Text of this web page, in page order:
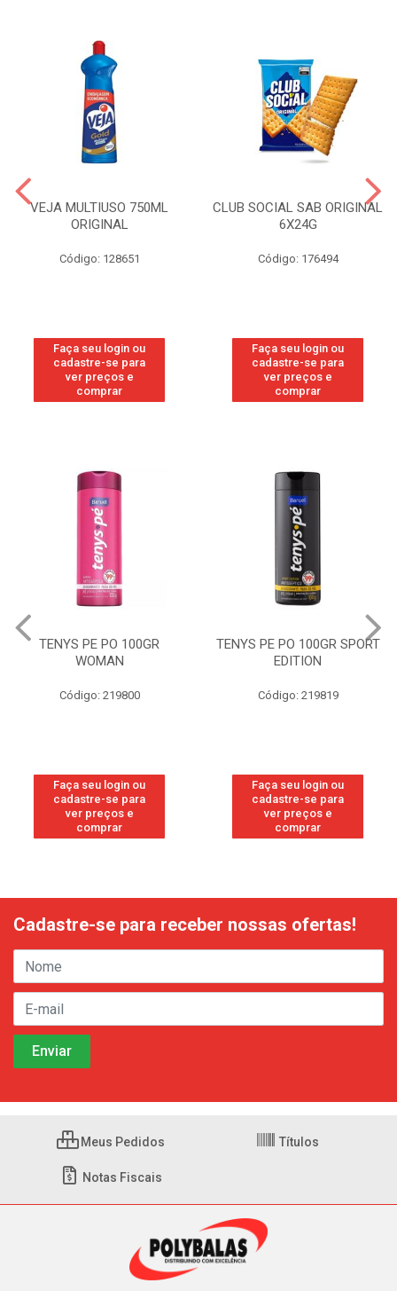
VEJA MULTIUSO 750ML
ORIGINAL
Código: 128651
Faça seu login ou
cadastre-se para
ver preços e
comprar
CLUB SOCIAL SAB ORIGINAL
6X24G
Código: 176494
Faça seu login ou
cadastre-se para
ver preços e
comprar
TENYS PE PO 100GR
WOMAN
Código: 219800
Faça seu login ou
cadastre-se para
ver preços e
comprar
TENYS PE PO 100GR SPORT
EDITION
Código: 219819
Faça seu login ou
cadastre-se para
ver preços e
comprar
Cadastre-se para receber nossas ofertas!
Meus Pedidos Títulos
Notas Fiscais